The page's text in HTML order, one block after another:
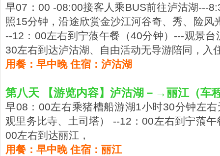
早07：00 -08:00接客人乘BUS前往泸沽湖---
照15分钟，沿途欣赏金沙江河谷奇、秀、险风
--12：00左右到宁蒗午餐（40分钟）---观景
30左右到达泸沽湖、自由活动无导游陪同，入
用餐：早中晚 住宿：泸沽湖
第八天 【游览内容】泸沽湖－→丽江（车
早08：00左右乘猪槽船游湖1小时30分钟左
观里务比寺、土司塔） --12：00左右到宁蒗
00左右到达丽江，
用餐：早中晚 住宿：丽江